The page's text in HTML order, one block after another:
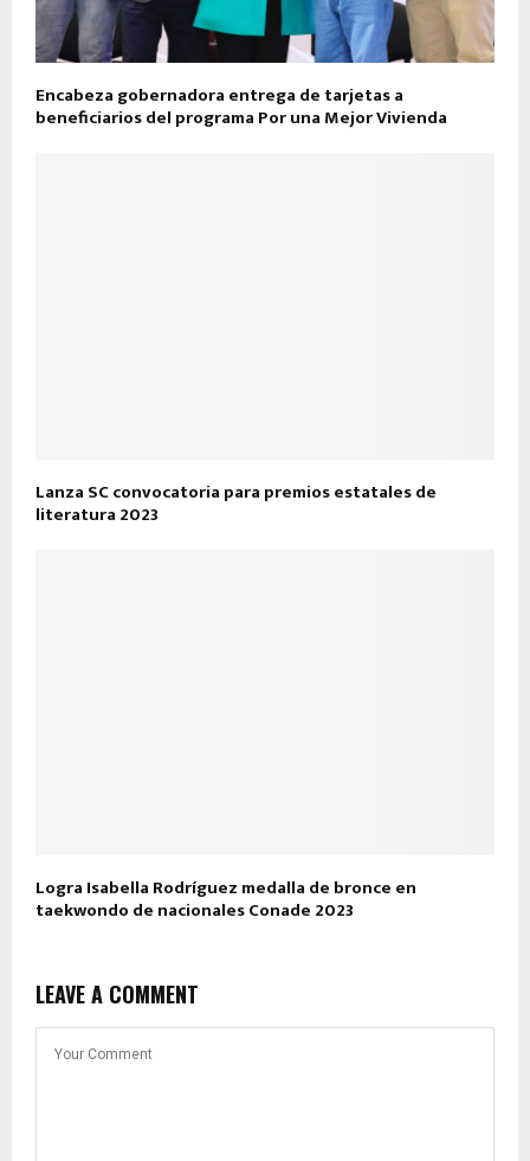
Encabeza gobernadora entrega de tarjetas a
beneficiarios del programa Por una Mejor Vivienda
Lanza SC convocatoria para premios estatales de
literatura 2023
Logra Isabella Rodríguez medalla de bronce en
taekwondo de nacionales Conade 2023
LEAVE A COMMENT